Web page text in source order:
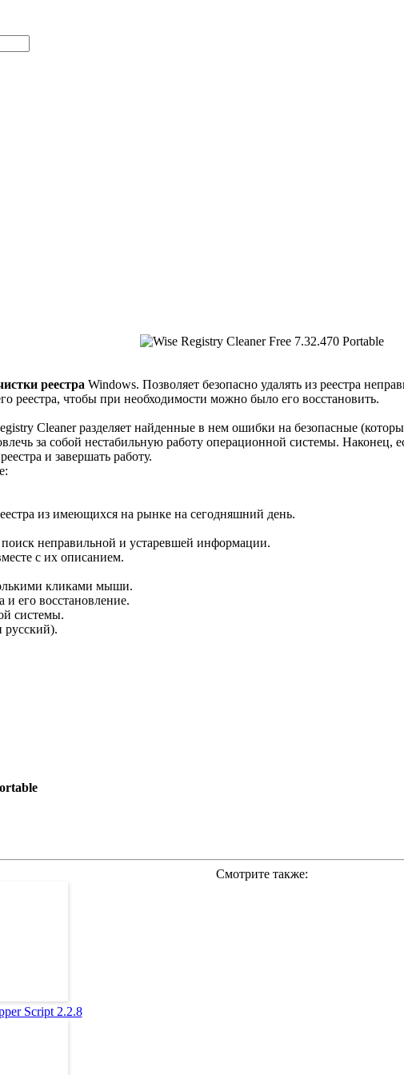
реестра Windows. Позволяет безопасно удалять из реестра
реестра, чтобы при необходимости можно было его восстановить.
Cleaner разделяет найденные в нем ошибки на безопасные
за собой нестабильную работу операционной системы.
и завершать работу.
из имеющихся на рынке на сегодняшний день.
неправильной и устаревшей информации.
с их описанием.
кликами мыши.
его восстановление.
системы.
Смотрите также:
Script 2.2.8